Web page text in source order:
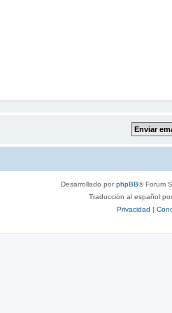
Desarrollado porphpBB® Forum
Traducción al español
Privacidad |